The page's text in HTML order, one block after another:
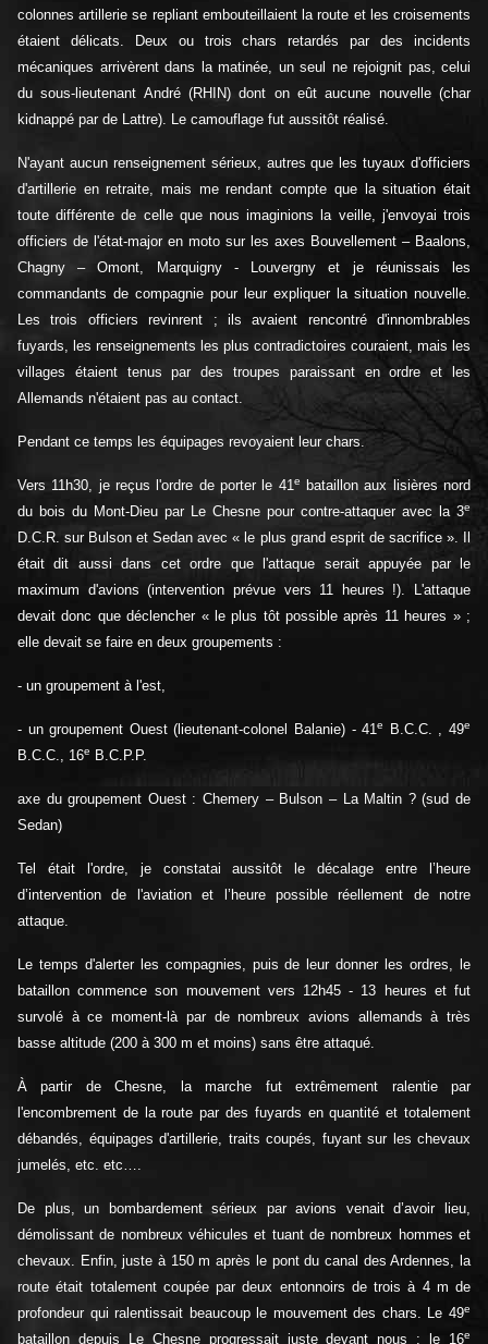
colonnes artillerie se repliant embouteillaient la route et les croisements
étaient délicats. Deux ou trois chars retardés par des incidents
mécaniques arrivèrent dans la matinée, un seul ne rejoignit pas, celui
du sous-lieutenant André (RHIN) dont on eût aucune nouvelle (char
kidnappé par de Lattre). Le camouflage fut aussitôt réalisé.
N'ayant aucun renseignement sérieux, autres que les tuyaux d'officiers
d'artillerie en retraite, mais me rendant compte que la situation était
toute différente de celle que nous imaginions la veille, j'envoyai trois
officiers de l'état-major en moto sur les axes Bouvellement – Baalons,
Chagny – Omont, Marquigny - Louvergny et je réunissais les
commandants de compagnie pour leur expliquer la situation nouvelle.
Les trois officiers revinrent ; ils avaient rencontré d'innombrables
fuyards, les renseignements les plus contradictoires couraient, mais les
villages étaient tenus par des troupes paraissant en ordre et les
Allemands n'étaient pas au contact.
Pendant ce temps les équipages revoyaient leur chars.
Vers 11h30, je reçus l'ordre de porter le 41e
bataillon aux lisières nord
du bois du Mont-Dieu par Le Chesne pour contre-attaquer avec la 3e
D.C.R. sur Bulson et Sedan avec « le plus grand esprit de sacrifice ». Il
était dit aussi dans cet ordre que l'attaque serait appuyée par le
maximum d'avions (intervention prévue vers 11 heures !). L'attaque
devait donc que déclencher « le plus tôt possible après 11 heures » ;
elle devait se faire en deux groupements :
- un groupement à l'est,
- un groupement Ouest (lieutenant-colonel Balanie) - 41e B.C.C. , 49e
B.C.C., 16e B.C.P.P.
axe du groupement Ouest : Chemery – Bulson – La Maltin ? (sud de
Sedan)
Tel était l'ordre, je constatai aussitôt le décalage entre l’heure
d’intervention de l'aviation et l’heure possible réellement de notre
attaque.
Le temps d'alerter les compagnies, puis de leur donner les ordres, le
bataillon commence son mouvement vers 12h45 - 13 heures et fut
survolé à ce moment-là par de nombreux avions allemands à très
basse altitude (200 à 300 m et moins) sans être attaqué.
À partir de Chesne, la marche fut extrêmement ralentie par
l'encombrement de la route par des fuyards en quantité et totalement
débandés, équipages d'artillerie, traits coupés, fuyant sur les chevaux
jumelés, etc. etc….
De plus, un bombardement sérieux par avions venait d’avoir lieu,
démolissant de nombreux véhicules et tuant de nombreux hommes et
chevaux. Enfin, juste à 150 m après le pont du canal des Ardennes, la
route était totalement coupée par deux entonnoirs de trois à 4 m de
profondeur qui ralentissait beaucoup le mouvement des chars. Le 49e
bataillon depuis Le Chesne progressait juste devant nous ; le 16e